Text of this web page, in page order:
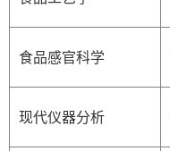
食品感官科学
现代仪器分析